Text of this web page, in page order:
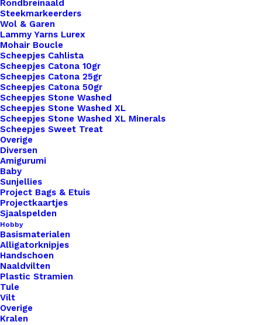
Rondbreinaald
Steekmarkeerders
Wol & Garen
Lammy Yarns Lurex
Mohair Boucle
Scheepjes Cahlista
Scheepjes Catona 10gr
Scheepjes Catona 25gr
Scheepjes Catona 50gr
Scheepjes Stone Washed
Scheepjes Stone Washed XL
Scheepjes Stone Washed XL Minerals
Scheepjes Sweet Treat
Overige
Diversen
Amigurumi
Baby
Sunjellies
Project Bags & Etuis
Projectkaartjes
Sjaalspelden
Hobby
Basismaterialen
Alligatorknipjes
Handschoen
Naaldvilten
Plastic Stramien
Tule
Vilt
Overige
Kralen
Kleur*
1xPannenlappen Lussen Met Bevestiging
Schroef Bohemian
Pannenlappen
Lussen
Met
Bevestiging
Schroef